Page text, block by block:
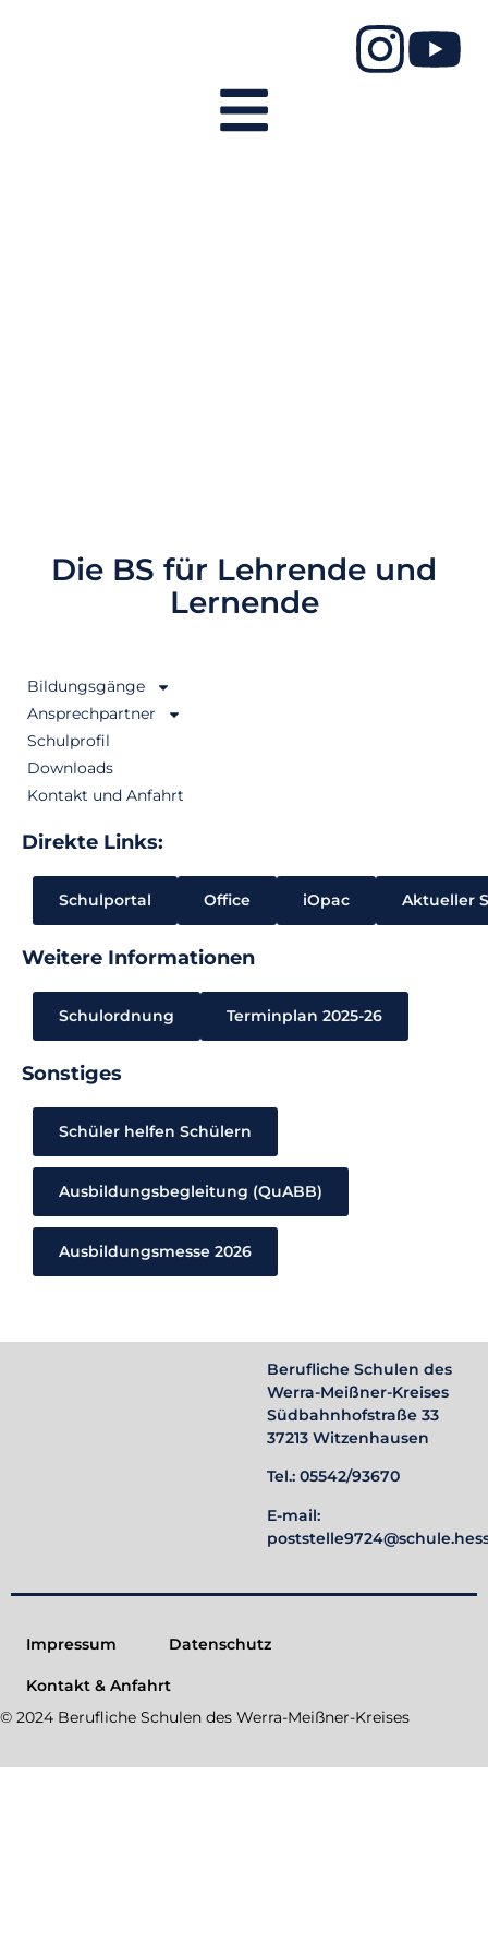
Die BS für Lehrende und
Lernende
Bildungsgänge
Ansprechpartner
Schulprofil
Downloads
Kontakt und Anfahrt
Direkte Links:
Schulportal Office iOpac Aktueller
Weitere Informationen
Schulordnung Terminplan 2025-26
Sonstiges
Schüler helfen Schülern
Ausbildungsbegleitung (QuABB)
Ausbildungsmesse 2026
Berufliche Schulen des
Werra-Meißner-Kreises
Südbahnhofstraße 33
37213 Witzenhausen
Tel.: 05542/93670
E-mail:
Impressum Datenschutz
Kontakt & Anfahrt
© 2024 Berufliche Schulen des Werra-Meißner-Kreises